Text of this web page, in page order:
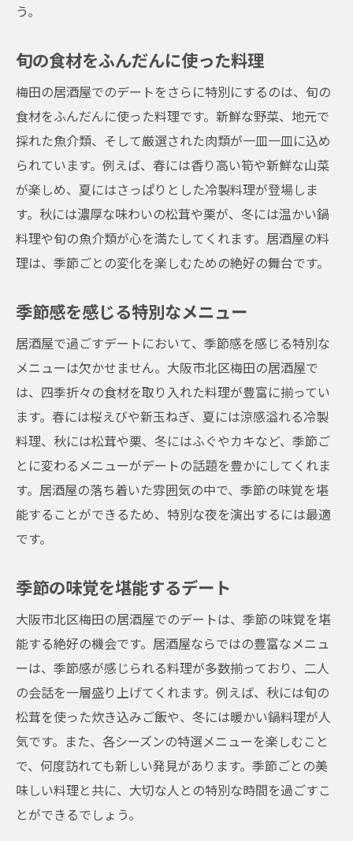
う。
旬の食材をふんだんに使った料理
梅田の居酒屋でのデートをさらに特別にするのは、旬の
食材をふんだんに使った料理です。新鮮な野菜、地元で
採れた魚介類、そして厳選された肉類が一皿一皿に込め
られています。例えば、春には香り高い筍や新鮮な山菜
が楽しめ、夏にはさっぱりとした冷製料理が登場しま
す。秋には濃厚な味わいの松茸や栗が、冬には温かい鍋
料理や旬の魚介類が心を満たしてくれます。居酒屋の料
理は、季節ごとの変化を楽しむための絶好の舞台です。
季節感を感じる特別なメニュー
居酒屋で過ごすデートにおいて、季節感を感じる特別な
メニューは欠かせません。大阪市北区梅田の居酒屋で
は、四季折々の食材を取り入れた料理が豊富に揃ってい
ます。春には桜えびや新玉ねぎ、夏には涼感溢れる冷製
料理、秋には松茸や栗、冬にはふぐやカキなど、季節ご
とに変わるメニューがデートの話題を豊かにしてくれま
す。居酒屋の落ち着いた雰囲気の中で、季節の味覚を堪
能することができるため、特別な夜を演出するには最適
です。
季節の味覚を堪能するデート
大阪市北区梅田の居酒屋でのデートは、季節の味覚を堪
能する絶好の機会です。居酒屋ならではの豊富なメニュ
ーは、季節感が感じられる料理が多数揃っており、二人
の会話を一層盛り上げてくれます。例えば、秋には旬の
松茸を使った炊き込みご飯や、冬には暖かい鍋料理が人
気です。また、各シーズンの特選メニューを楽しむこと
で、何度訪れても新しい発見があります。季節ごとの美
味しい料理と共に、大切な人との特別な時間を過ごすこ
とができるでしょう。